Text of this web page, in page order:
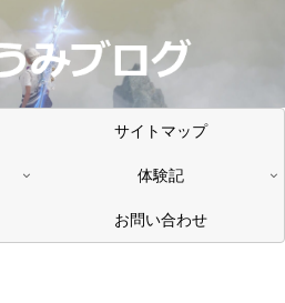
サイトマップ
体験記
お問い合わせ